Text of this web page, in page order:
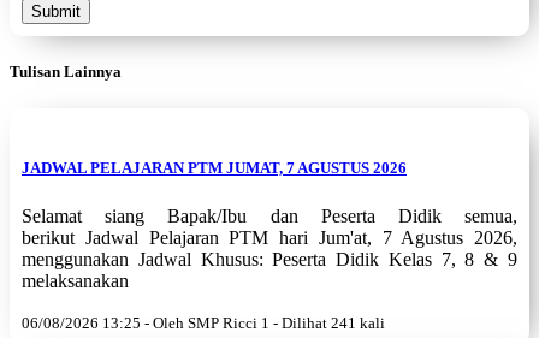
Submit
Tulisan Lainnya
JADWAL PELAJARAN PTM JUMAT, 7 AGUSTUS 2026
Selamat siang Bapak/Ibu dan Peserta Didik semua,
berikut Jadwal Pelajaran PTM hari Jum'at, 7 Agustus 2026,
menggunakan Jadwal Khusus: Peserta Didik Kelas 7, 8 & 9
melaksanakan
06/08/2026 13:25 - Oleh SMP Ricci 1 - Dilihat 241 kali